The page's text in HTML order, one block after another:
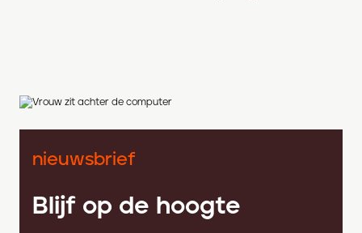
nieuwsbrief
Blijf op de hoogte